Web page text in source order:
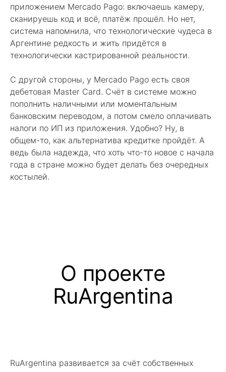
приложением Mercado Pago: включаешь камеру,
сканируешь код и всё, платёж прошёл. Но нет,
система напомнила, что технологические чудеса в
Аргентине редкость и жить придётся в
технологически кастрированной реальности.
С другой стороны, у Mercado Pago есть своя
дебетовая Master Card. Счёт в системе можно
пополнить наличными или моментальным
банковским переводом, а потом смело оплачивать
налоги по ИП из приложения. Удобно? Ну, в
общем-то, как альтернатива кредитке пройдёт. А
ведь была надежда, что хоть что-то новое с начала
года в стране можно будет делать без очередных
костылей.
О проекте
RuArgentina
RuArgentina развивается за счёт собственных